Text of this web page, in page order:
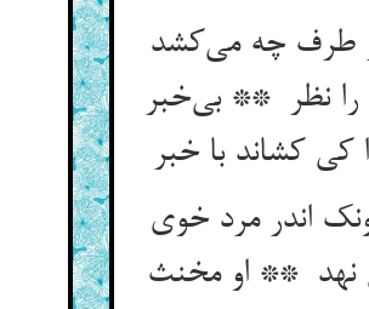
طرف چه می‌کشد
را نظر ** بی‌خبر
اندر مرد خوی
نهد ** او مخنث